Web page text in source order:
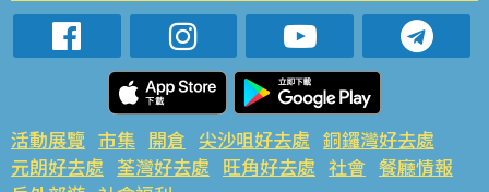
活動展覽 市集 開倉 尖沙咀好去處 銅鑼灣好去處
元朗好去處 荃灣好去處 旺角好去處 社會 餐廳情報